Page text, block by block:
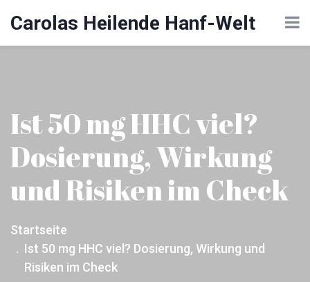
Carolas Heilende Hanf-Welt
Ist 50 mg HHC viel?
Dosierung, Wirkung
und Risiken im Check
Startseite
Ist 50 mg HHC viel? Dosierung, Wirkung und
Risiken im Check